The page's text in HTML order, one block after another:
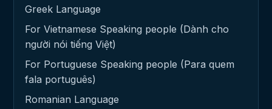
Greek Language
For Vietnamese Speaking people (Dành cho
người nói tiếng Việt)
For Portuguese Speaking people (Para quem
fala português)
Romanian Language